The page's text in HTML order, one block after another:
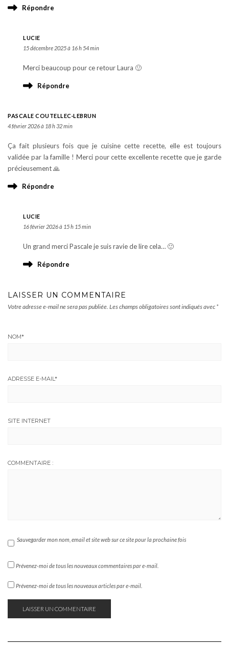
Répondre
LUCIE
15 décembre 2025 à 16 h 54 min
Merci beaucoup pour ce retour Laura 🙂
Répondre
PASCALE COUTELLEC-LEBRUN
4 février 2026 à 18 h 32 min
Ça fait plusieurs fois que je cuisine cette recette, elle est toujours
validée par la famille ! Merci pour cette excellente recette que je garde
précieusement 🙏
Répondre
LUCIE
16 février 2026 à 15 h 15 min
Un grand merci Pascale je suis ravie de lire cela… 🙂
Répondre
LAISSER UN COMMENTAIRE
Votre adresse e-mail ne sera pas publiée. Les champs obligatoires sont indiqués avec *
NOM*
ADRESSE E-MAIL *
SITE INTERNET
COMMENTAIRE :
Sauvegarder mon nom, email et site web sur ce site pour la prochaine fois
Prévenez-moi de tous les nouveaux commentaires par e-mail.
Prévenez-moi de tous les nouveaux articles par e-mail.